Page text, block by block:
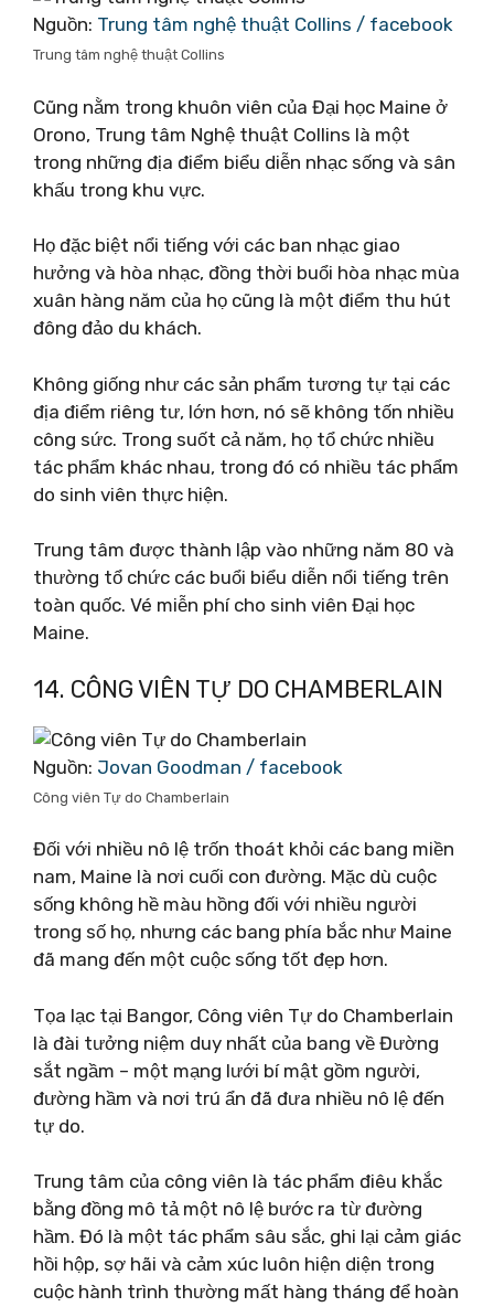
Nguồn: Trung tâm nghệ thuật Collins / facebook
Trung tâm nghệ thuật Collins
Cũng nằm trong khuôn viên của Đại học Maine ở
Orono, Trung tâm Nghệ thuật Collins là một
trong những địa điểm biểu diễn nhạc sống và sân
khấu trong khu vực.
Họ đặc biệt nổi tiếng với các ban nhạc giao
hưởng và hòa nhạc, đồng thời buổi hòa nhạc mùa
xuân hàng năm của họ cũng là một điểm thu hút
đông đảo du khách.
Không giống như các sản phẩm tương tự tại các
địa điểm riêng tư, lớn hơn, nó sẽ không tốn nhiều
công sức. Trong suốt cả năm, họ tổ chức nhiều
tác phẩm khác nhau, trong đó có nhiều tác phẩm
do sinh viên thực hiện.
Trung tâm được thành lập vào những năm 80 và
thường tổ chức các buổi biểu diễn nổi tiếng trên
toàn quốc. Vé miễn phí cho sinh viên Đại học
Maine.
14. CÔNG VIÊN TỰ DO CHAMBERLAIN
Nguồn: Jovan Goodman / facebook
Công viên Tự do Chamberlain
Đối với nhiều nô lệ trốn thoát khỏi các bang miền
nam, Maine là nơi cuối con đường. Mặc dù cuộc
sống không hề màu hồng đối với nhiều người
trong số họ, nhưng các bang phía bắc như Maine
đã mang đến một cuộc sống tốt đẹp hơn.
Tọa lạc tại Bangor, Công viên Tự do Chamberlain
là đài tưởng niệm duy nhất của bang về Đường
sắt ngầm – một mạng lưới bí mật gồm người,
đường hầm và nơi trú ẩn đã đưa nhiều nô lệ đến
tự do.
Trung tâm của công viên là tác phẩm điêu khắc
bằng đồng mô tả một nô lệ bước ra từ đường
hầm. Đó là một tác phẩm sâu sắc, ghi lại cảm giác
hồi hộp, sợ hãi và cảm xúc luôn hiện diện trong
cuộc hành trình thường mất hàng tháng để hoàn